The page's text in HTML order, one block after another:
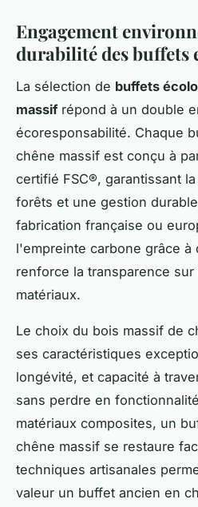
Engagement
durabilité des buffets
La sélection de buffets
massifrépond à un double
écoresponsabilité. Chaque
chêne massif est conçu à
certifié FSC®, garantissant
forêts et une gestion
fabrication française ou
l'empreinte carbone grâce
renforce la transparence
matériaux.
Le choix du bois massif de
ses caractéristiques
longévité, et capacité à
sans perdre en
matériaux composites, un
chêne massif se restaure
techniques artisanales
valeur un buffet ancien en